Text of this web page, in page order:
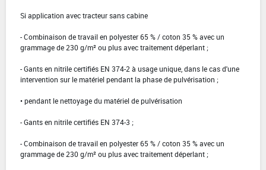
Si application avec tracteur sans cabine
- Combinaison de travail en polyester 65 % / coton 35 % avec un
grammage de 230 g/m² ou plus avec traitement déperlant ;
- Gants en nitrile certifiés EN 374-2 à usage unique, dans le cas d'une
intervention sur le matériel pendant la phase de pulvérisation ;
• pendant le nettoyage du matériel de pulvérisation
- Gants en nitrile certifiés EN 374-3 ;
- Combinaison de travail en polyester 65 % / coton 35 % avec un
grammage de 230 g/m² ou plus avec traitement déperlant ;